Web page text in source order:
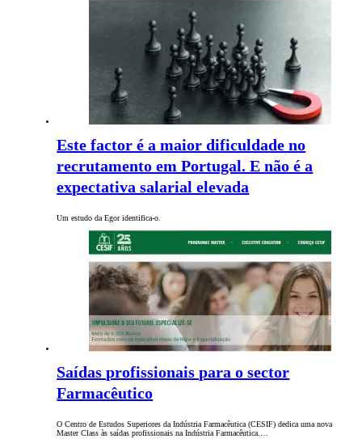
Este factor é a maior dificuldade no
recrutamento em Portugal. E não é a
expectativa salarial elevada
Um estudo da Egor identifica-o.
Saídas profissionais para o sector
Farmacêutico
O Centro de Estudos Superiores da Indústria Farmacêutica (CESIF) dedica uma nova
Master Class às saídas profissionais na Indústria Farmacêutica.…